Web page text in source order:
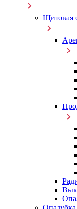
Щитовая